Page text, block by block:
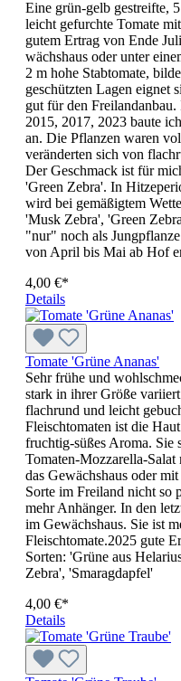
Eine grün-gelb gestreifte,
leicht gefurchte Tomate
gutem Ertrag von Ende
wächshaus oder unter
2 m hohe Stabtomate,
geschützten Lagen eignet
gut für den
2015, 2017, 2023 baute
an. Die Pflanzen waren
veränderten sich von
Der Geschmack ist für
'Green Zebra'. In
wird bei gemäßigtem
'Musk Zebra', 'Green
"nur" noch als
von April bis Mai ab Hof
4,00 €*
Details
Tomate 'Grüne Ananas'
Sehr frühe und
stark in ihrer Größe
flachrund und leicht
Fleischtomaten ist die
fruchtig-süßes Aroma. Sie
Tomaten-Mozzarella-
das Gewächshaus oder
Sorte im Freiland nicht so
mehr Anhänger. In den
im Gewächshaus. Sie ist
Fleischtomate.2025 gute
Sorten: 'Grüne aus
Zebra', 'Smaragdapfel'
4,00 €*
Details